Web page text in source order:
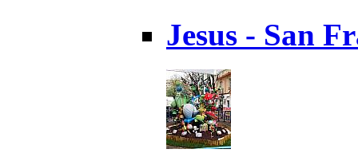
Jesus - San